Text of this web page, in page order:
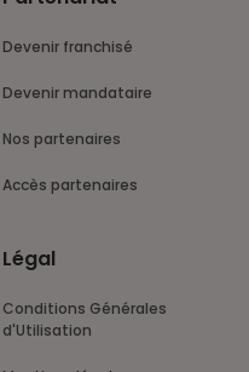
Devenir franchisé
Devenir mandataire
Nos partenaires
Accès partenaires
Légal
Conditions Générales
d'Utilisation